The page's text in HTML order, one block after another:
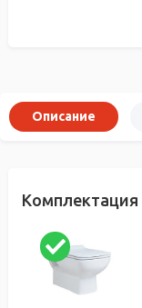
Описание
Комплектация